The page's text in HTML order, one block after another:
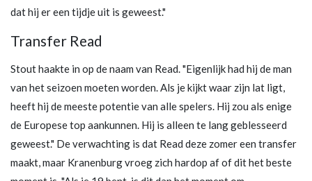
dat hij er een tijdje uit is geweest."
Transfer Read
Stout haakte in op de naam van Read. "Eigenlijk had hij de man
van het seizoen moeten worden. Als je kijkt waar zijn lat ligt,
heeft hij de meeste potentie van alle spelers. Hij zou als enige
de Europese top aankunnen. Hij is alleen te lang geblesseerd
geweest." De verwachting is dat Read deze zomer een transfer
maakt, maar Kranenburg vroeg zich hardop af of dit het beste